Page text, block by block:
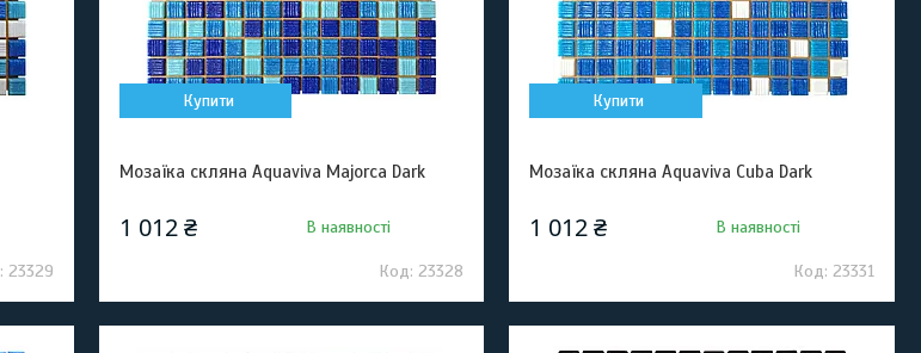
23329
Купити
Мозаїка скляна Aquaviva Majorca Dark
1 012 ₴ В наявності
23328
Купити
Мозаїка скляна Aquaviva Cuba Dark
1 012 ₴ В наявності
23331